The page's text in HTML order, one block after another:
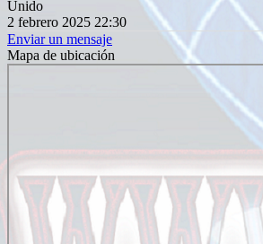
Unido
2 febrero 2025 22:30
Enviar un mensaje
Mapa de ubicación